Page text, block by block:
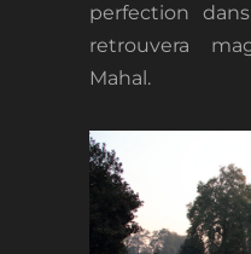
perfection
retrouvera
Mahal.